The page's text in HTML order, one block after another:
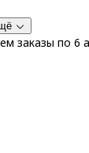
заказы по 6